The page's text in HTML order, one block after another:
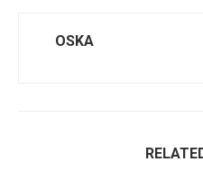
OSKA